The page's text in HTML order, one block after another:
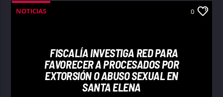
NOTICIAS 0
FISCALÍA INVESTIGA RED PARA
FAVORECER A PROCESADOS POR
EXTORSIÓN O ABUSO SEXUAL EN
SANTA ELENA